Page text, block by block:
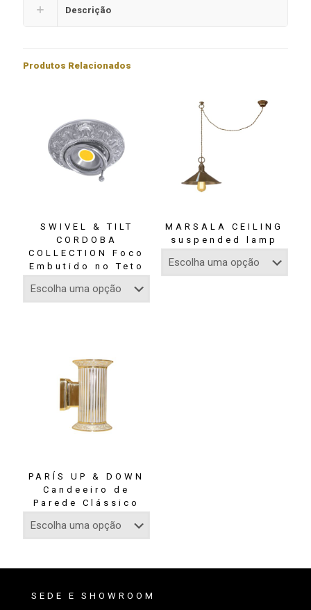
Descrição
Produtos Relacionados
SWIVEL & TILT
CORDOBA
COLLECTION Foco
Embutido no Teto
MARSALA CEILING
suspended lamp
PARÍS UP & DOWN
Candeeiro de
Parede Clássico
SEDE E SHOWROOM